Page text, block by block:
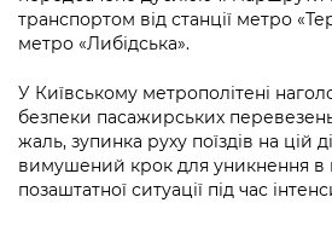
Підприємства, установи,
Kyiv International Relations
Річні звіти
Гендерна політика
Портал Захисників та
Безбар'єрність
Портал послуг
Міський застосунок Київ
Уряд» – місцевий рівень»
Про відкриті дані
Публічні дашборди
транспортом від станції метро
метро «Либідська».
У Київському метрополітені
безпеки пасажирських
жаль, зупинка руху поїздів на цій
вимушений крок для уникнення
позаштатної ситуації під час